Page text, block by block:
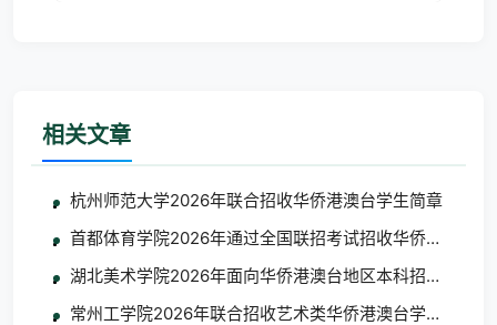
相关文章
杭州师范大学2026年联合招收华侨港澳台学生简章
首都体育学院2026年通过全国联招考试招收华侨港澳台学
湖北美术学院2026年面向华侨港澳台地区本科招生考试
常州工学院2026年联合招收艺术类华侨港澳台学生简章